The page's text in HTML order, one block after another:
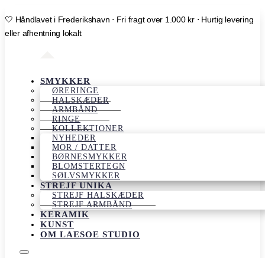
🤍 Håndlavet i Frederikshavn ⋅ Fri fragt over 1.000 kr ⋅ Hurtig levering
eller afhentning lokalt
SMYKKER
ØRERINGE
HALSKÆDER
ARMBÅND
RINGE
KOLLEKTIONER
NYHEDER
MOR / DATTER
BØRNESMYKKER
BLOMSTERTEGN
SØLVSMYKKER
STREJF UNIKA
STREJF HALSKÆDER
STREJF ARMBÅND
KERAMIK
KUNST
OM LAESOE STUDIO